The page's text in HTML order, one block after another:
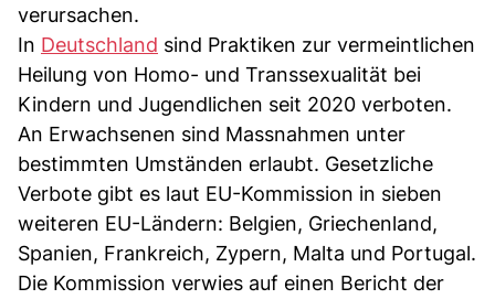
verursachen.
In Deutschland sind Praktiken zur vermeintlichen
Heilung von Homo- und Transsexualität bei
Kindern und Jugendlichen seit 2020 verboten.
An Erwachsenen sind Massnahmen unter
bestimmten Umständen erlaubt. Gesetzliche
Verbote gibt es laut EU-Kommission in sieben
weiteren EU-Ländern: Belgien, Griechenland,
Spanien, Frankreich, Zypern, Malta und Portugal.
Die Kommission verwies auf einen Bericht der